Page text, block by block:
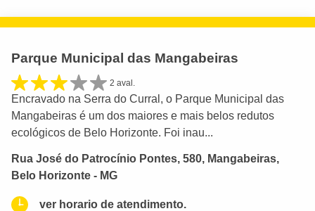
Parque Municipal das Mangabeiras
2 aval.
Encravado na Serra do Curral, o Parque Municipal das
Mangabeiras é um dos maiores e mais belos redutos
ecológicos de Belo Horizonte. Foi inau...
Rua José do Patrocínio Pontes, 580, Mangabeiras,
Belo Horizonte - MG
ver horario de atendimento.